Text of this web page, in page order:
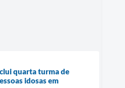
quarta turma de
idosas em